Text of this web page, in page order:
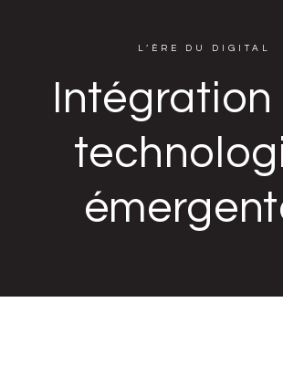
L’ÈRE DU DIGITAL
Intégration